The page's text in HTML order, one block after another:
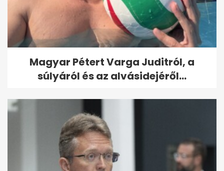
Magyar Pétert Varga Juditról, a
súlyáról és az alvásidejéről...